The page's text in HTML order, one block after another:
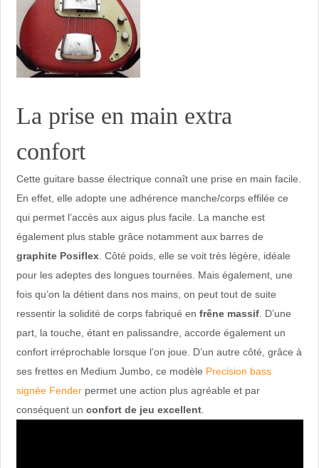
La prise en main extra
confort
Cette guitare basse électrique connaît une prise en main facile.
En effet, elle adopte une adhérence manche/corps effilée ce
qui permet l’accès aux aigus plus facile. La manche est
également plus stable grâce notamment aux barres de
graphite Posiflex. Côté poids, elle se voit très légère, idéale
pour les adeptes des longues tournées. Mais également, une
fois qu’on la détient dans nos mains, on peut tout de suite
ressentir la solidité de corps fabriqué en frêne massif. D’une
part, la touche, étant en palissandre, accorde également un
confort irréprochable lorsque l’on joue. D’un autre côté, grâce à
ses frettes en Medium Jumbo, ce modèle Precision bass
signée Fenderpermet une action plus agréable et par
conséquent un confort de jeu excellent.